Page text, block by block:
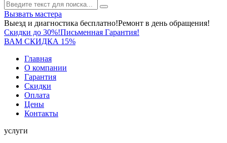
Вызвать мастера
Выезд и диагностика бесплатно!Ремонт в день обращения!
Скидки до 30%!Письменная Гарантия!
ВАМ СКИДКА 15%
Главная
О компании
Гарантия
Скидки
Оплата
Цены
Контакты
услуги